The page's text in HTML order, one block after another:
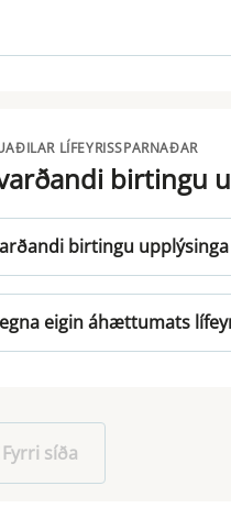
LÍFEYRISSPARNAÐAR
birtingu
birtingu
eigin áhættumats
Fyrri síða